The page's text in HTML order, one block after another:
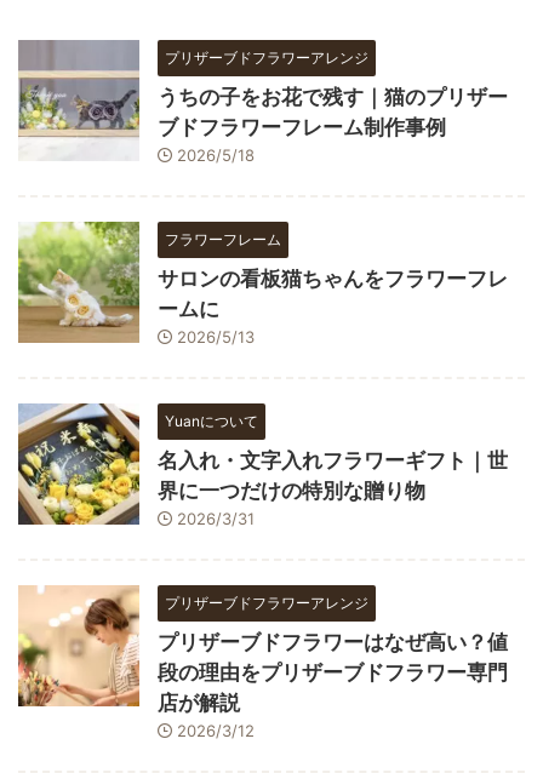
プリザーブドフラワーアレンジ
うちの子をお花で残す｜猫のプリザー
ブドフラワーフレーム制作事例
2026/5/18
フラワーフレーム
サロンの看板猫ちゃんをフラワーフレ
ームに
2026/5/13
Yuanについて
名入れ・文字入れフラワーギフト｜世
界に一つだけの特別な贈り物
2026/3/31
プリザーブドフラワーアレンジ
プリザーブドフラワーはなぜ高い？値
段の理由をプリザーブドフラワー専門
店が解説
2026/3/12